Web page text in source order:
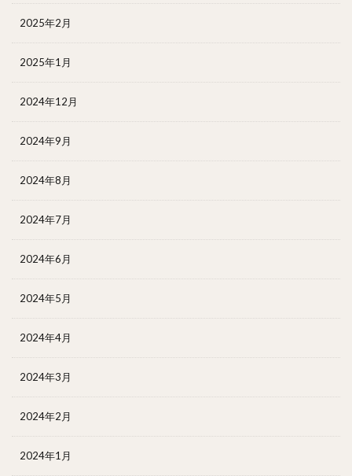
2025年2月
2025年1月
2024年12月
2024年9月
2024年8月
2024年7月
2024年6月
2024年5月
2024年4月
2024年3月
2024年2月
2024年1月